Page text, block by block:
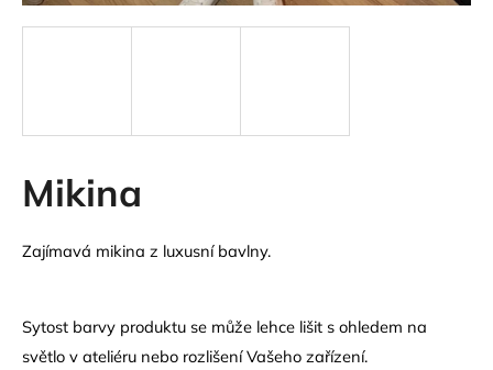
Mikina
Zajímavá mikina z luxusní bavlny.
Sytost barvy produktu se může lehce lišit s ohledem na
světlo v ateliéru nebo rozlišení Vašeho zařízení.
D
o
o
č
u